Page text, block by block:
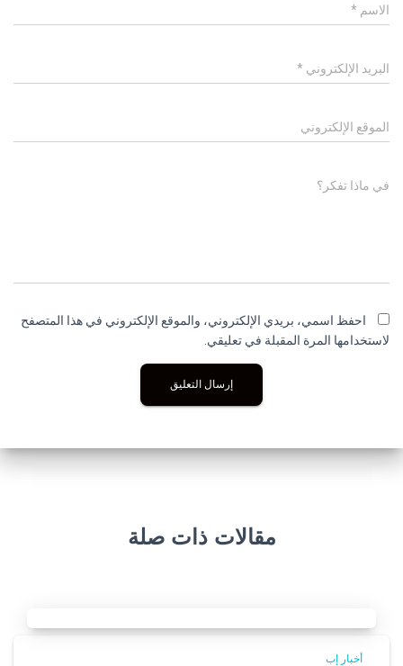
الاسم *
البريد الإلكتروني *
الموقع الإلكتروني
في ماذا تفكر؟
احفظ اسمي، بريدي الإلكتروني، والموقع الإلكتروني في هذا المتصفح
لاستخدامها المرة المقبلة في تعليقي.
مقالات ذات صلة
أخبار إب